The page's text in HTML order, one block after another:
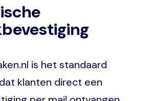
is het standaard
klanten direct een